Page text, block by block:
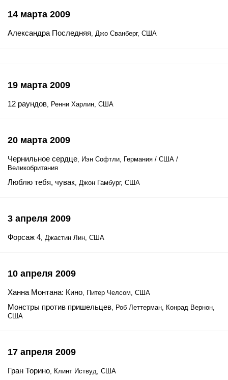
14 марта 2009
Александра Последняя, Джо Сванберг, США
19 марта 2009
12 раундов, Ренни Харлин, США
20 марта 2009
Чернильное сердце, Иэн Софтли, Германия / США /
Великобритания
Люблю тебя, чувак, Джон Гамбург, США
3 апреля 2009
Форсаж 4, Джастин Лин, США
10 апреля 2009
Ханна Монтана: Кино, Питер Челсом, США
Монстры против пришельцев, Роб Леттерман, Конрад Вернон,
США
17 апреля 2009
Гран Торино, Клинт Иствуд, США